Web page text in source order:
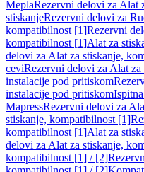
MeplaRezervni delovi za Alat
stiskanjeRezervni delovi za
kompatibilnost [1]Rezervni
kompatibilnost [1]Alat za
delovi za Alat za stiskanje,
ceviRezervni delovi za Alat za
instalacije pod pritiskom
instalacije pod pritiskom
MapressRezervni delovi za
stiskanje, kompatibilnost [1]
kompatibilnost [1]Alat za
delovi za Alat za stiskanje,
kompatibilnost [1] / [2]